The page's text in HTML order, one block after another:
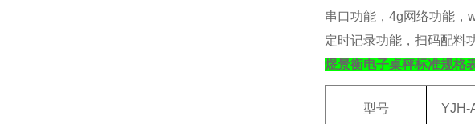
串口功能， 4g网络功能，
定时记录功能，扫码配料
煜景衡电子桌秤标准规格
型号 YJH-